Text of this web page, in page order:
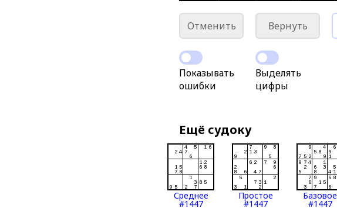
Отменить Вернуть
Показывать
ошибки
Выделять
цифры
Ещё судоку
Среднее
#1447
Простое
#1447
Базовое
#1447